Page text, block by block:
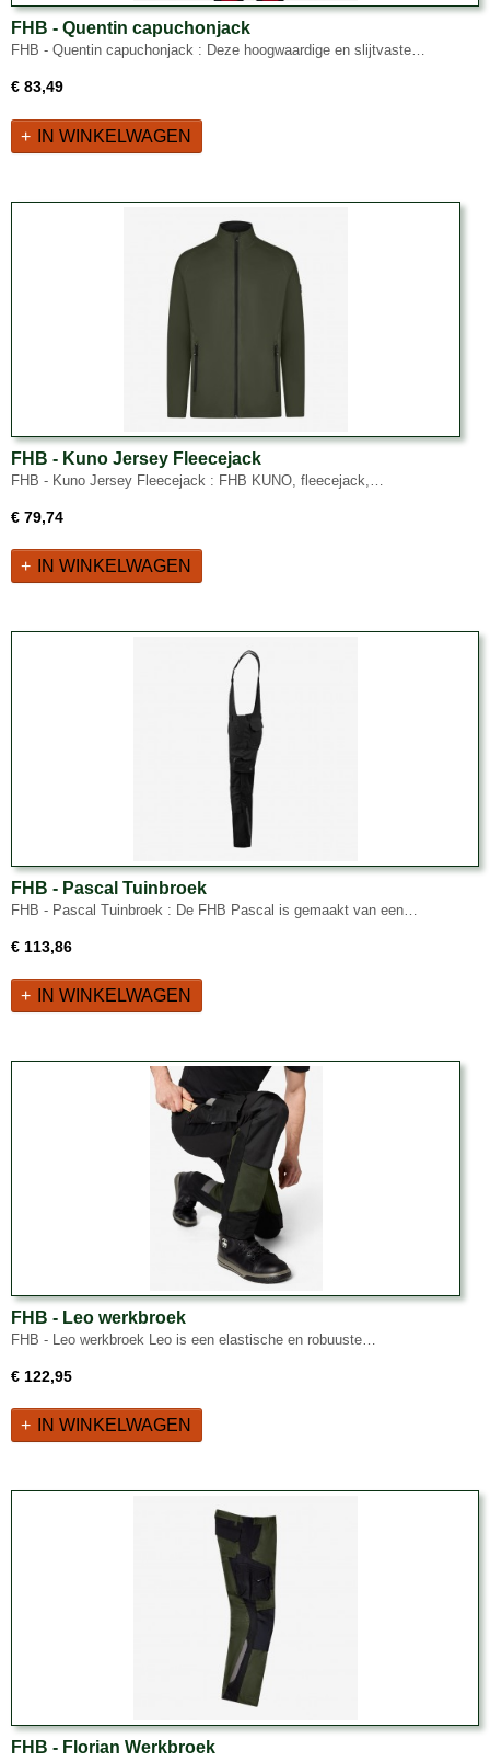
FHB - Quentin capuchonjack
FHB - Quentin capuchonjack : Deze hoogwaardige en slijtvaste…
€ 83,49
IN WINKELWAGEN
FHB - Kuno Jersey Fleecejack
FHB - Kuno Jersey Fleecejack : FHB KUNO, fleecejack,…
€ 79,74
IN WINKELWAGEN
FHB - Pascal Tuinbroek
FHB - Pascal Tuinbroek : De FHB Pascal is gemaakt van een…
€ 113,86
IN WINKELWAGEN
FHB - Leo werkbroek
FHB - Leo werkbroek Leo is een elastische en robuuste…
€ 122,95
IN WINKELWAGEN
FHB - Florian Werkbroek